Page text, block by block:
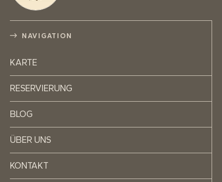
NAVIGATION
KARTE
RESERVIERUNG
BLOG
ÜBER UNS
KONTAKT